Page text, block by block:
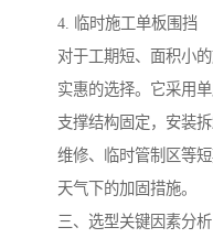
4. 临时施工单板围挡
对于工期短、面积小
实惠的选择。它采用
支撑结构固定，安装
维修、临时管制区等
天气下的加固措施。
三、选型关键因素分析